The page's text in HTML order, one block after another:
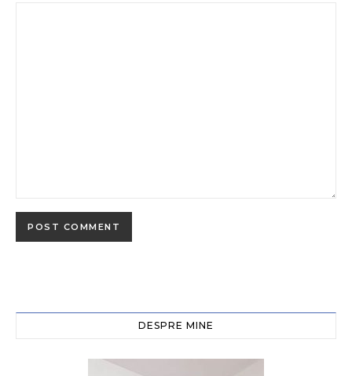
DESPRE MINE